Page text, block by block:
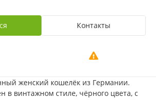
Контакты
женский кошелёк из Германии.
в винтажном стиле, чёрного цвета, с